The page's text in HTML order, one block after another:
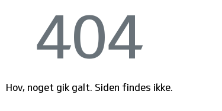
404
Hov, noget gik galt. Siden findes ikke.